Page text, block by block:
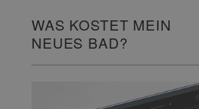
WAS KOSTET MEIN
NEUES BAD?